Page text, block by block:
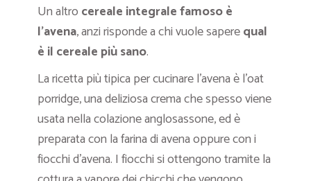
Un altro cereale integrale famoso è
l’avena, anzi risponde a chi vuole saperequal
è il cereale più sano.
La ricetta più tipica per cucinare l’avena è l’oat
porridge, una deliziosa crema che spesso viene
usata nella colazione anglosassone, ed è
preparata con la farina di avena oppure con i
fiocchi d’avena. I fiocchi si ottengono tramitela